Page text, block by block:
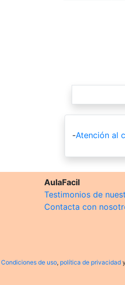
-Atención al
AulaFacil
Testimonios de
Contacta con
Condiciones de uso, política de privacidad y